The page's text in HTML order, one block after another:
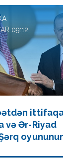
09:12
və Ər-Riyad